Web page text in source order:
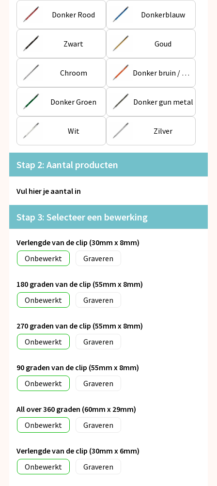
Snoepgoed
Spellen voor binnen en buiten
Veiligheid, Auto en Fiets
Vrije tijd en Strand
Anti-stress
Donker Rood Donkerblauw
Zwart Goud
Chroom Donker bruin / Oranje
Donker Groen Donker gun metal
Wit Zilver
Stap 2: Aantal producten
Vul hier je aantal in
Stap 3: Selecteer een bewerking
Verlengde van de clip (30mm x 8mm)
Onbewerkt
Graveren
180 graden van de clip (55mm x 8mm)
Onbewerkt
Graveren
270 graden van de clip (55mm x 8mm)
Onbewerkt
Graveren
90 graden van de clip (55mm x 8mm)
Onbewerkt
Graveren
All over 360 graden (60mm x 29mm)
Onbewerkt
Graveren
Verlengde van de clip (30mm x 6mm)
Onbewerkt
Graveren